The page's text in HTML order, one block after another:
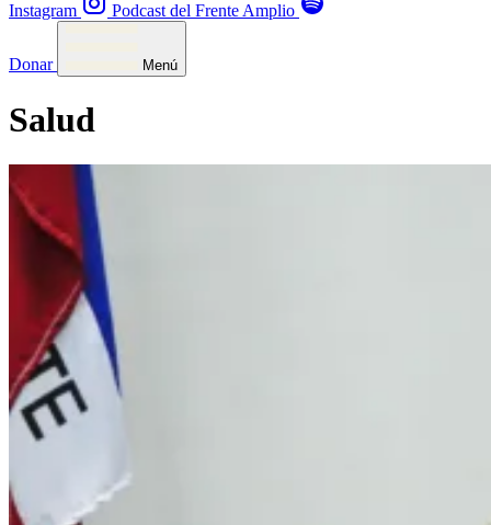
Instagram
Podcast del Frente Amplio
Donar Menú
Salud